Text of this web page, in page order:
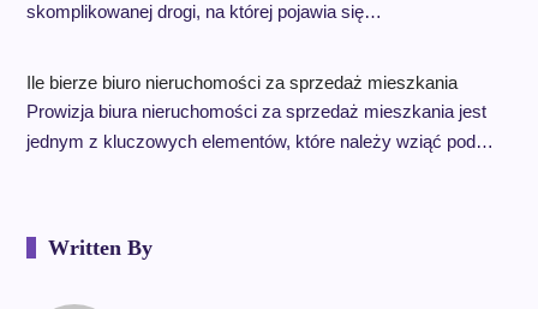
skomplikowanej drogi, na której pojawia się…
Ile bierze biuro nieruchomości za sprzedaż mieszkania
Prowizja biura nieruchomości za sprzedaż mieszkania jest
jednym z kluczowych elementów, które należy wziąć pod…
Written By